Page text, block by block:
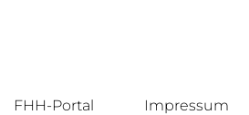
FHH-Portal Impressum